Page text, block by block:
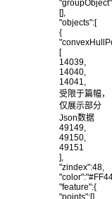
[],
"objects":[
{
[
14039,
14040,
14041,
受限于篇幅，
仅展示部分
Json数据
49149,
49150,
49151
],
"zindex":48,
"feature":{
"points":[],